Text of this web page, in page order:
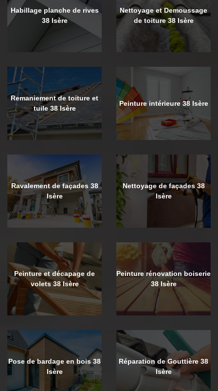
Habillage planche de rives
38 Isère
Nettoyage et Demoussage
de toiture 38 Isère
Remaniement de toiture et
tuile 38 Isère
Peinture intérieure 38 Isère
Ravalement de façades 38
Isère
Nettoyage de façades 38
Isère
Peinture et décapage de
volets 38 Isère
Peinture rénovation boiserie
38 Isère
Pose de bardage en bois 38
Isère
Réparation de Gouttière 38
Isère